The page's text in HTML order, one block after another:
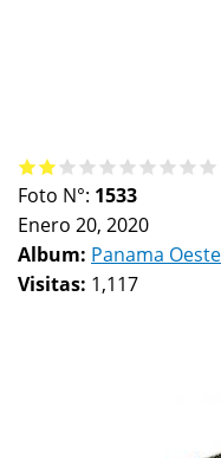
Foto N°: 1533
Enero 20, 2020
Album: Panama Oeste
Visitas: 1,117